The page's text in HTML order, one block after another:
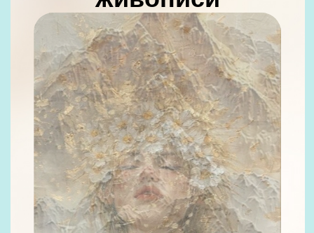
19 990 ₽
14 990 ₽
Оставить заявку
Графика
PRO